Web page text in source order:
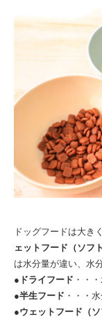
ドッグフードは大き
ェットフード（ソフ
は水分量が違い、水
●ドライフード ・・
●半生フード ・・・
●ウェットフード（ソ